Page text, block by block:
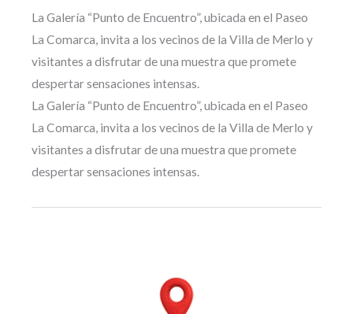
La Galería “Punto de Encuentro”, ubicada en el Paseo
La Comarca, invita a los vecinos de la Villa de Merlo y
visitantes a disfrutar de una muestra que promete
despertar sensaciones intensas.
La Galería “Punto de Encuentro”, ubicada en el Paseo
La Comarca, invita a los vecinos de la Villa de Merlo y
visitantes a disfrutar de una muestra que promete
despertar sensaciones intensas.